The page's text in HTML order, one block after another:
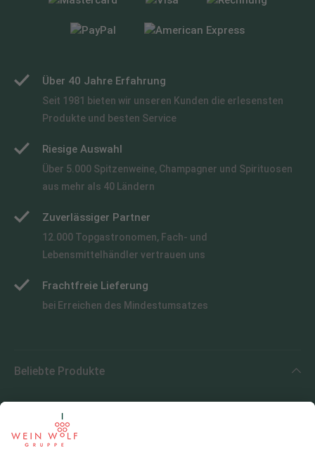
Über 40 Jahre Erfahrung
Seit 1981 bieten wir unseren Kunden die erlesensten
Produkte und besten Service
Riesige Auswahl
Über 5.000 Spitzenweine, Champagner und Spirituosen
aus mehr als 40 Ländern
Zuverlässiger Partner
12.000 Topgastronomen, Fach- und
Lebensmittelhändler vertrauen uns
Frachtfreie Lieferung
bei Erreichen des Mindestumsatzes
Beliebte Produkte
Beliebte Regionen